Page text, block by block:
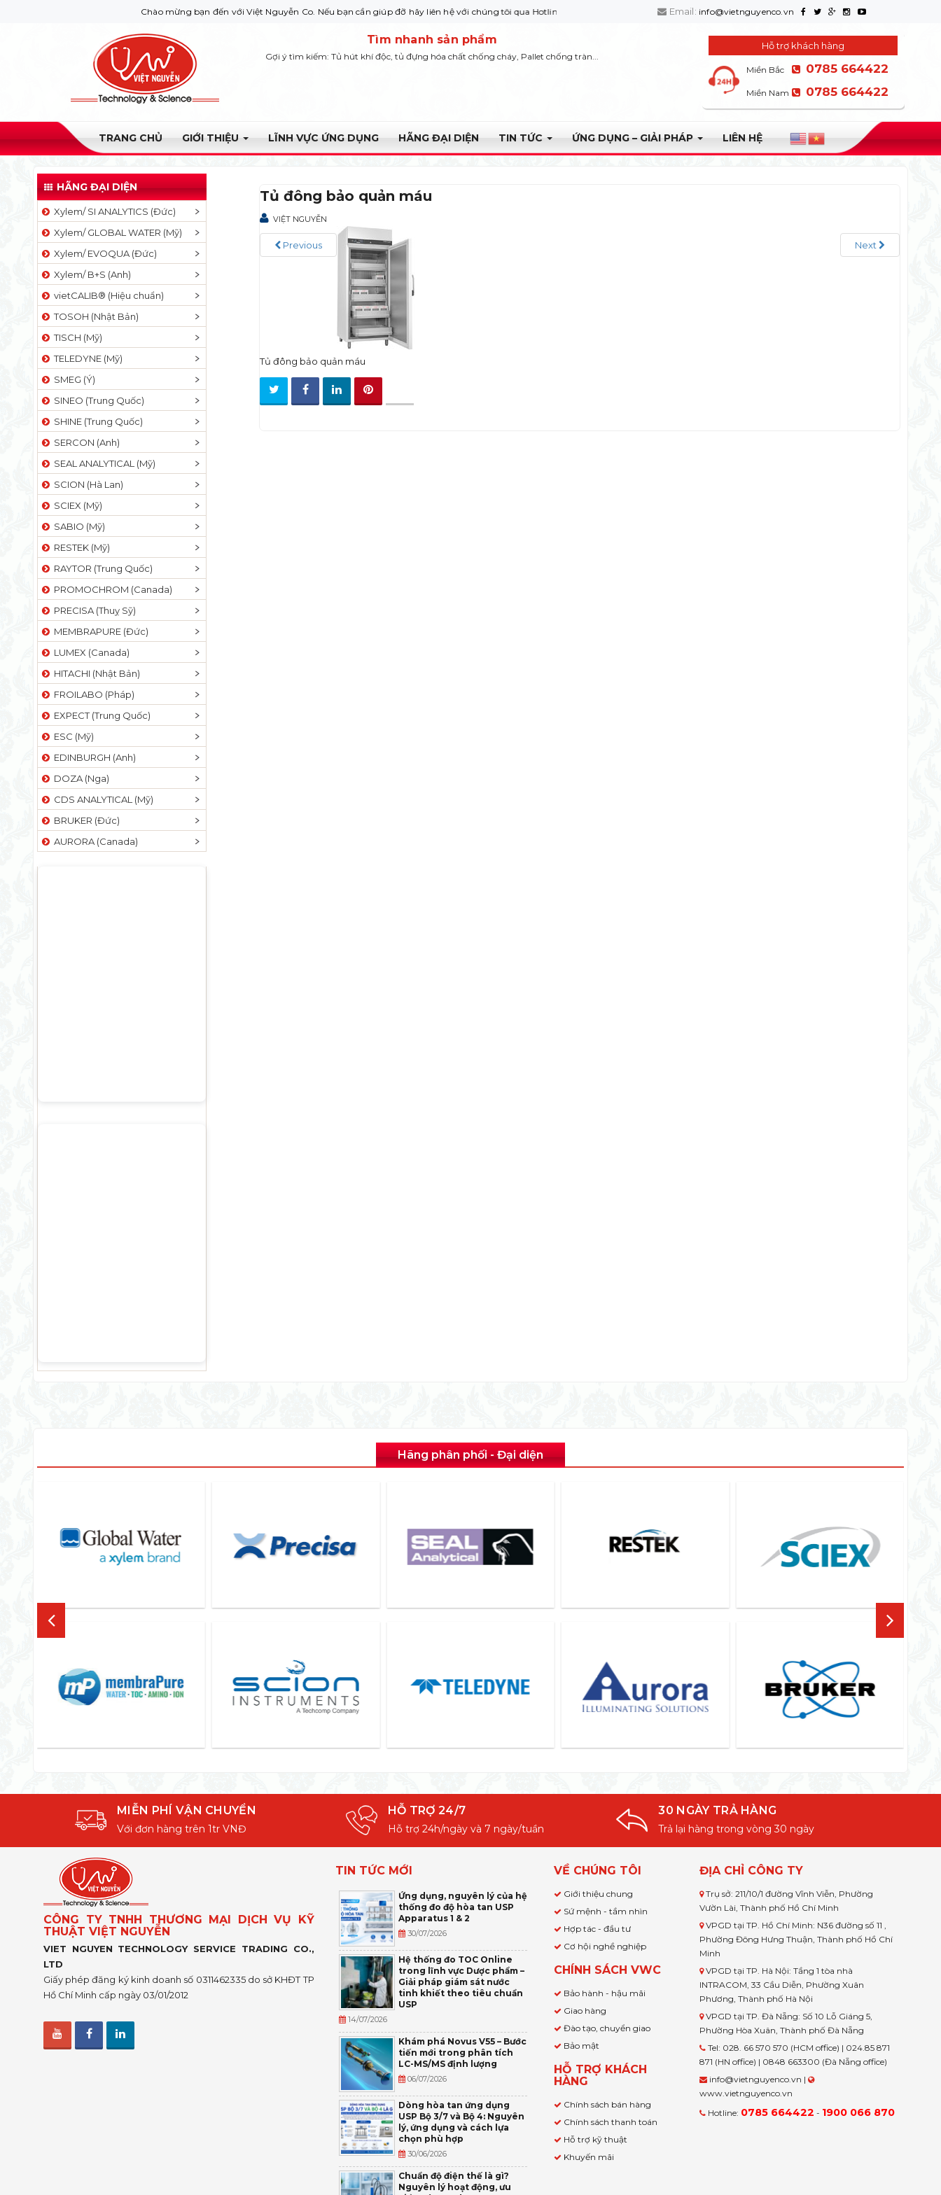
Chào mừng bạn đến với Việt Nguyễn Co. Nếu bạn cần giúp đỡ hãy liên hệ với chúng tôi qua Hotline: 0932 664422 Email: info@vietnguyenco.vn
Tìm nhanh sản phẩm
Gợi ý tìm kiếm: Tủ hút khí độc, tủ đựng hóa chất chống cháy, Pallet chống tràn...
Hỗ trợ khách hàng
Miền Bắc 0785 664422
Miền Nam 0785 664422
TRANG CHỦ GIỚI THIỆU LĨNH VỰC ỨNG DỤNG HÃNG ĐẠI DIỆN TIN TỨC ỨNG DỤNG – GIẢI PHÁP LIÊN HỆ
Tủ đông bảo quản máu
VIỆT NGUYỄN
Previous Next
Tủ đông bảo quản máu
HÃNG ĐẠI DIỆN
Xylem/ SI ANALYTICS (Đức)
Xylem/ GLOBAL WATER (Mỹ)
Xylem/ EVOQUA (Đức)
Xylem/ B+S (Anh)
vietCALIB® (Hiệu chuẩn)
TOSOH (Nhật Bản)
TISCH (Mỹ)
TELEDYNE (Mỹ)
SMEG (Ý)
SINEO (Trung Quốc)
SHINE (Trung Quốc)
SERCON (Anh)
SEAL ANALYTICAL (Mỹ)
SCION (Hà Lan)
SCIEX (Mỹ)
SABIO (Mỹ)
RESTEK (Mỹ)
RAYTOR (Trung Quốc)
PROMOCHROM (Canada)
PRECISA (Thuỵ Sỹ)
MEMBRAPURE (Đức)
LUMEX (Canada)
HITACHI (Nhật Bản)
FROILABO (Pháp)
EXPECT (Trung Quốc)
ESC (Mỹ)
EDINBURGH (Anh)
DOZA (Nga)
CDS ANALYTICAL (Mỹ)
BRUKER (Đức)
AURORA (Canada)
Hãng phân phối - Đại diện
MIỄN PHÍ VẬN CHUYỂN
Với đơn hàng trên 1tr VNĐ
HỖ TRỢ 24/7
Hỗ trợ 24h/ngày và 7 ngày/tuần
30 NGÀY TRẢ HÀNG
Trả lại hàng trong vòng 30 ngày
CÔNG TY TNHH THƯƠNG MẠI DỊCH VỤ KỸ
THUẬT VIỆT NGUYỄN
VIET NGUYEN TECHNOLOGY SERVICE TRADING CO.,
LTD
Giấy phép đăng ký kinh doanh số 0311462335 do sở KHĐT TP
Hồ Chí Minh cấp ngày 03/01/2012
TIN TỨC MỚI
Ứng dụng, nguyên lý của hệ
thống đo độ hòa tan USP
Apparatus 1 & 2
30/07/2026
Hệ thống đo TOC Online
trong lĩnh vực Dược phẩm –
Giải pháp giám sát nước
tinh khiết theo tiêu chuẩn
USP
14/07/2026
Khám phá Novus V55 – Bước
tiến mới trong phân tích
LC-MS/MS định lượng
06/07/2026
Dòng hòa tan ứng dụng
USP Bộ 3/7 và Bộ 4: Nguyên
lý, ứng dụng và cách lựa
chọn phù hợp
30/06/2026
Chuẩn độ điện thế là gì?
Nguyên lý hoạt động, ưu
VỀ CHÚNG TÔI
Giới thiệu chung
Sứ mệnh - tầm nhìn
Hợp tác - đầu tư
Cơ hội nghề nghiệp
CHÍNH SÁCH VWC
Bảo hành - hậu mãi
Giao hàng
Đào tạo, chuyển giao
Bảo mật
HỖ TRỢ KHÁCH
HÀNG
Chính sách bán hàng
Chính sách thanh toán
Hỗ trợ kỹ thuật
Khuyến mãi
ĐỊA CHỈ CÔNG TY
Trụ sở: 211/10/1 đường Vĩnh Viễn, Phường
Vườn Lài, Thành phố Hồ Chí Minh
VPGD tại TP. Hồ Chí Minh: N36 đường số 11 ,
Phường Đông Hưng Thuận, Thành phố Hồ Chí
Minh
VPGD tại TP. Hà Nội: Tầng 1 tòa nhà
INTRACOM, 33 Cầu Diễn, Phường Xuân
Phương, Thành phố Hà Nội
VPGD tại TP. Đà Nẵng: Số 10 Lỗ Giáng 5,
Phường Hòa Xuân, Thành phố Đà Nẵng
Tel: 028. 66 570 570 (HCM office) | 024.85 871
871 (HN office) | 0848 663300 (Đà Nẵng office)
info@vietnguyenco.vn |
www.vietnguyenco.vn
Hotline: 0785 664422 - 1900 066 870